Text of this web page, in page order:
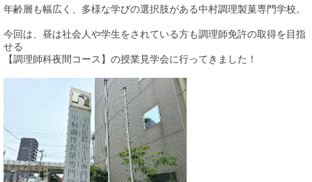
年齢層も幅広く、多様な学びの選択肢がある中村調理製菓専門学校。
今回は、昼は社会人や学生をされている方も調理師免許の取得を目指
せる
【調理師科夜間コース】の授業見学会に行ってきました！